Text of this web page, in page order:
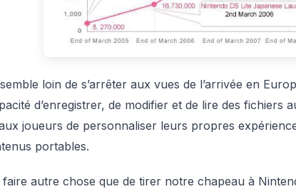
loin de s’arrêter aux vues de l’arrivée en
d’enregistrer, de modifier et de lire des fichiers
joueurs de personnaliser leurs propres
portables.
faire autre chose que de tirer notre chapeau à